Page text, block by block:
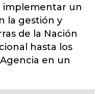
implementar un
la gestión y
de la Nación
hasta los
en un